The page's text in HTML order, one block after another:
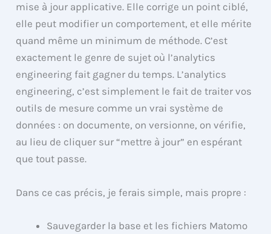
mise à jour applicative. Elle corrige un point ciblé,
elle peut modifier un comportement, et elle mérite
quand même un minimum de méthode. C’est
exactement le genre de sujet où l’analytics
engineering fait gagner du temps. L’analytics
engineering, c’est simplement le fait de traiter vos
outils de mesure comme un vrai système de
données : on documente, on versionne, on vérifie,
au lieu de cliquer sur “mettre à jour” en espérant
que tout passe.
Dans ce cas précis, je ferais simple, mais propre :
Sauvegarder la base et les fichiers Matomo